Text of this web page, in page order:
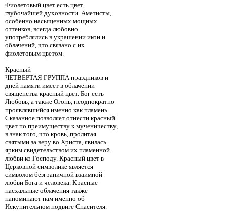
Фиолетовый цвет есть цвет
глубочайшей духовности. Аметисты,
особенно насыщенных мощных
оттенков, всегда любовно
употреблялись в украшении икон и
облачений, что связано с их
фиолетовым цветом.
Красный
ЧЕТВЕРТАЯ ГРУППА праздников и
дней памяти имеет в облачении
священства красный цвет. Бог есть
Любовь, а также Огонь, неоднократно
проявлявшийся именно как пламень.
Сказанное позволяет отнести красный
цвет по преимуществу к мученичеству,
в знак того, что кровь, пролитая
святыми за веру во Христа, явилась
ярким свидетельством их пламенной
любви ко Господу. Красный цвет в
Церковной символике является
символом безграничной взаимной
любви Бога и человека. Красные
пасхальные облачения также
напоминают нам именно об
Искупительном подвиге Спасителя.